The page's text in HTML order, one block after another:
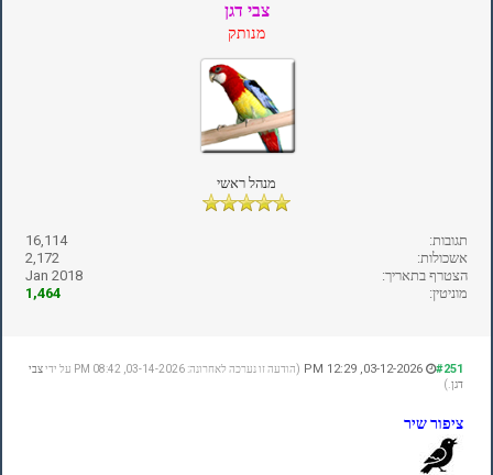
צבי דגן
מנותק
מנהל ראשי
תגובות:
16,114
אשכולות:
2,172
הצטרף בתאריך:
Jan 2018
מוניטין:
1,464
#251 (הודעה זו נערכה לאחרונה: 03-14-2026, 08:42 PM על ידי
צבי
דגן .)
ציפור שיר